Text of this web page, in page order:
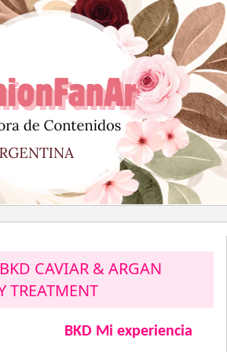
BKD CAVIAR & ARGAN
TREATMENT
BKD Mi experiencia